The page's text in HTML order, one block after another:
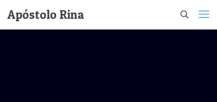
Apóstolo Rina